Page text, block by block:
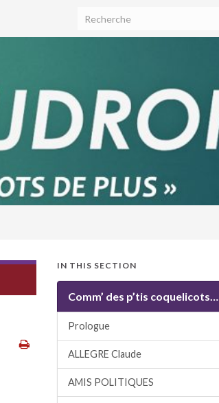
IN THIS SECTION
Comm’ des p’tis coquelicots…
Prologue
ALLEGRE Claude
AMIS POLITIQUES